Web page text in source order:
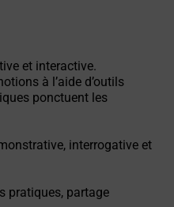
et interactive.
à l’aide d’outils
ponctuent les
interrogative et
pratiques, partage